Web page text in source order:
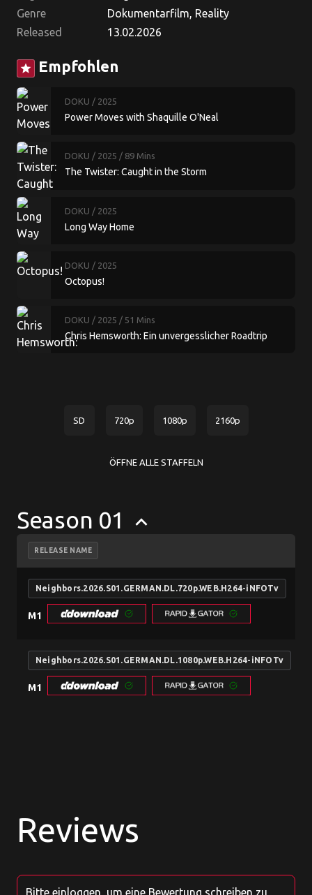
Genre
Dokumentarfilm, Reality
Released
13.02.2026
star Empfohlen
DOKU / 2025
Power Moves with Shaquille O'Neal
DOKU / 2025 / 89 Mins
The Twister: Caught in the Storm
DOKU / 2025
Long Way Home
DOKU / 2025
Octopus!
DOKU / 2025 / 51 Mins
Chris Hemsworth: Ein unvergesslicher Roadtrip
SD 720p 1080p 2160p
ÖFFNE ALLE STAFFELN
Season 01 keyboard_arrow_up
RELEASE NAME
Neighbors.2026.S01.GERMAN.DL.720p.WEB.H264-iNFOTv
M1
Neighbors.2026.S01.GERMAN.DL.1080p.WEB.H264-iNFOTv
M1
Reviews
Bitte einloggen, um eine Bewertung schreiben zu